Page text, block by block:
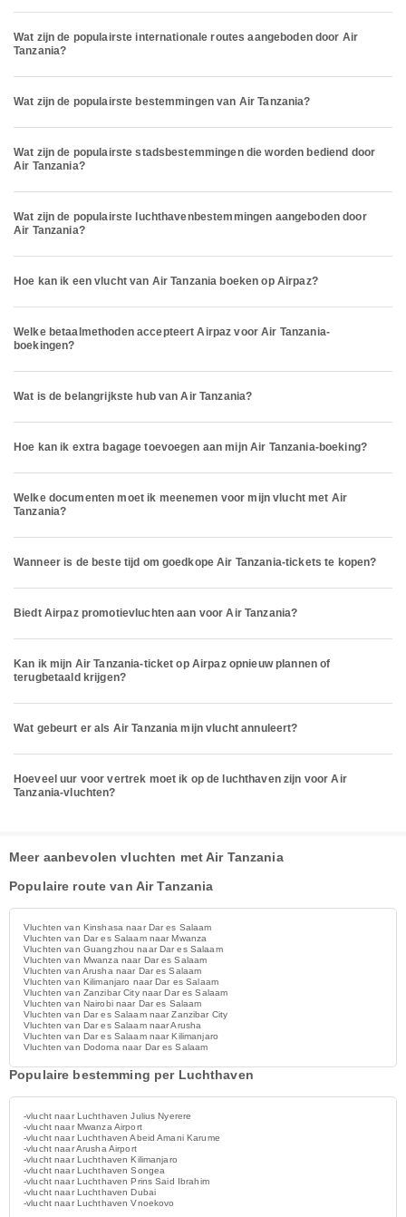
Wat zijn de populairste internationale routes aangeboden door Air
Tanzania?
Wat zijn de populairste bestemmingen van Air Tanzania?
Wat zijn de populairste stadsbestemmingen die worden bediend door
Air Tanzania?
Wat zijn de populairste luchthavenbestemmingen aangeboden door
Air Tanzania?
Hoe kan ik een vlucht van Air Tanzania boeken op Airpaz?
Welke betaalmethoden accepteert Airpaz voor Air Tanzania-
boekingen?
Wat is de belangrijkste hub van Air Tanzania?
Hoe kan ik extra bagage toevoegen aan mijn Air Tanzania-boeking?
Welke documenten moet ik meenemen voor mijn vlucht met Air
Tanzania?
Wanneer is de beste tijd om goedkope Air Tanzania-tickets te kopen?
Biedt Airpaz promotievluchten aan voor Air Tanzania?
Kan ik mijn Air Tanzania-ticket op Airpaz opnieuw plannen of
terugbetaald krijgen?
Wat gebeurt er als Air Tanzania mijn vlucht annuleert?
Hoeveel uur voor vertrek moet ik op de luchthaven zijn voor Air
Tanzania-vluchten?
Meer aanbevolen vluchten met Air Tanzania
Populaire route van Air Tanzania
Vluchten van Kinshasa naar Dar es Salaam
Vluchten van Dar es Salaam naar Mwanza
Vluchten van Guangzhou naar Dar es Salaam
Vluchten van Mwanza naar Dar es Salaam
Vluchten van Arusha naar Dar es Salaam
Vluchten van Kilimanjaro naar Dar es Salaam
Vluchten van Zanzibar City naar Dar es Salaam
Vluchten van Nairobi naar Dar es Salaam
Vluchten van Dar es Salaam naar Zanzibar City
Vluchten van Dar es Salaam naar Arusha
Vluchten van Dar es Salaam naar Kilimanjaro
Vluchten van Dodoma naar Dar es Salaam
Populaire bestemming per Luchthaven
-vlucht naar Luchthaven Julius Nyerere
-vlucht naar Mwanza Airport
-vlucht naar Luchthaven Abeid Amani Karume
-vlucht naar Arusha Airport
-vlucht naar Luchthaven Kilimanjaro
-vlucht naar Luchthaven Songea
-vlucht naar Luchthaven Prins Said Ibrahim
-vlucht naar Luchthaven Dubai
-vlucht naar Luchthaven Vnoekovo